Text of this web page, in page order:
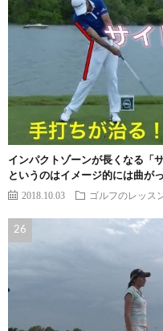
インパクトゾーンが長くなる「
というのはイメージ的には曲が
2018.10.03 ゴルフのレッス